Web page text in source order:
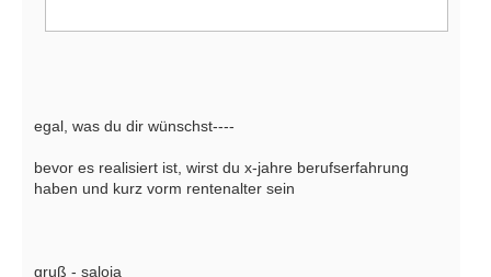
egal, was du dir wünschst----
bevor es realisiert ist, wirst du x-jahre berufserfahrung
haben und kurz vorm rentenalter sein
gruß - saloia